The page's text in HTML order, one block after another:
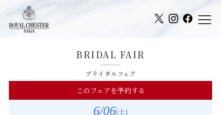
BRIDAL FAIR
ブライダルフェア
このフェアを予約する
6/06(土)